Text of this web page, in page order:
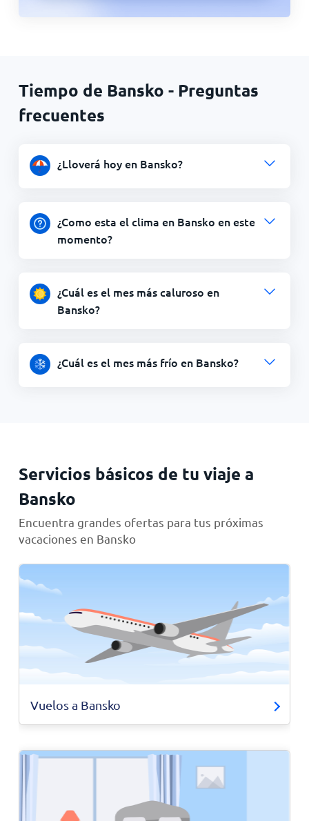
Tiempo de Bansko - Preguntas
frecuentes
¿Lloverá hoy en Bansko?
¿Como esta el clima en Bansko en este
momento?
¿Cuál es el mes más caluroso en
Bansko?
¿Cuál es el mes más frío en Bansko?
Servicios básicos de tu viaje a
Bansko
Encuentra grandes ofertas para tus próximas
vacaciones en Bansko
Vuelos a Bansko